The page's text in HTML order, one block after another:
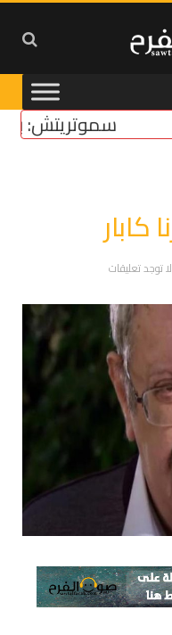
سموتريتش: بقاء
كابار
لا توجد تعليقات